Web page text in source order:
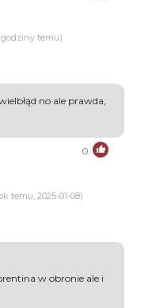
temu)
no ale prawda,
0
temu, 2025-01-08)
w obronie ale i